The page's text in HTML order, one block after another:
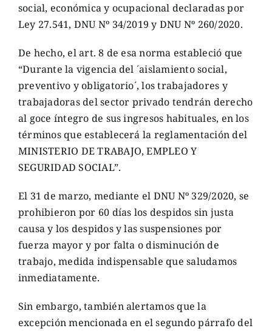
social, económica y ocupacional declaradas por
Ley 27.541, DNU Nº 34/2019 y DNU Nº 260/2020.
De hecho, el art. 8 de esa norma estableció que
“Durante la vigencia del ´aislamiento social,
preventivo y obligatorio´, los trabajadores y
trabajadoras del sector privado tendrán derecho
al goce íntegro de sus ingresos habituales, en los
términos que establecerá la reglamentación del
MINISTERIO DE TRABAJO, EMPLEO Y
SEGURIDAD SOCIAL”.
El 31 de marzo, mediante el DNU Nº 329/2020, se
prohibieron por 60 días los despidos sin justa
causa y los despidos y las suspensiones por
fuerza mayor y por falta o disminución de
trabajo, medida indispensable que saludamos
inmediatamente.
Sin embargo, también alertamos que la
excepción mencionada en el segundo párrafo del